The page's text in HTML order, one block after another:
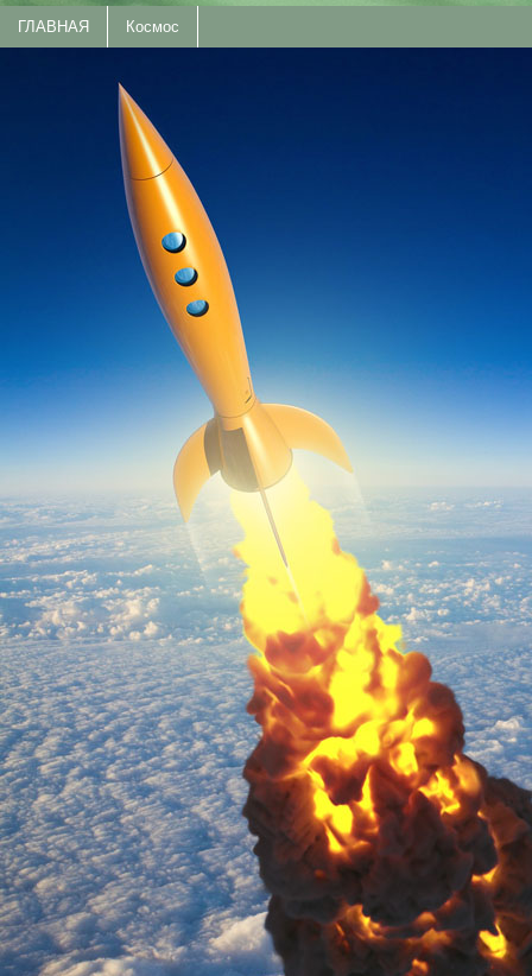
ГЛАВНАЯ Космос